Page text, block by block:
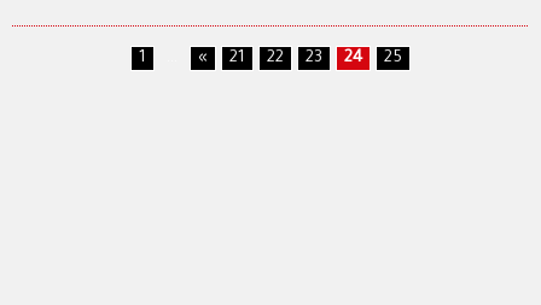
1 « 21 22 23 24 25